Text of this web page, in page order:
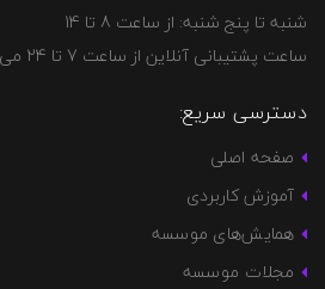
شنبه تا پنج شنبه: از ساعت 8 تا 14
ساعت پشتیبانی آنلاین از ساعت 7 تا 24 می باشد
دسترسی سریع:
صفحه اصلی
آموزش کاربردی
همایش‌های موسسه
مجلات موسسه